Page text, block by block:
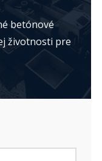
betónové
životnosti pre